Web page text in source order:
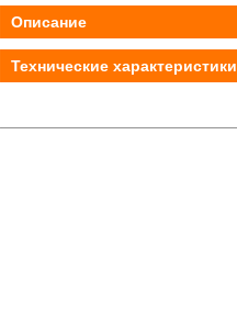
Описание
Технические характеристики